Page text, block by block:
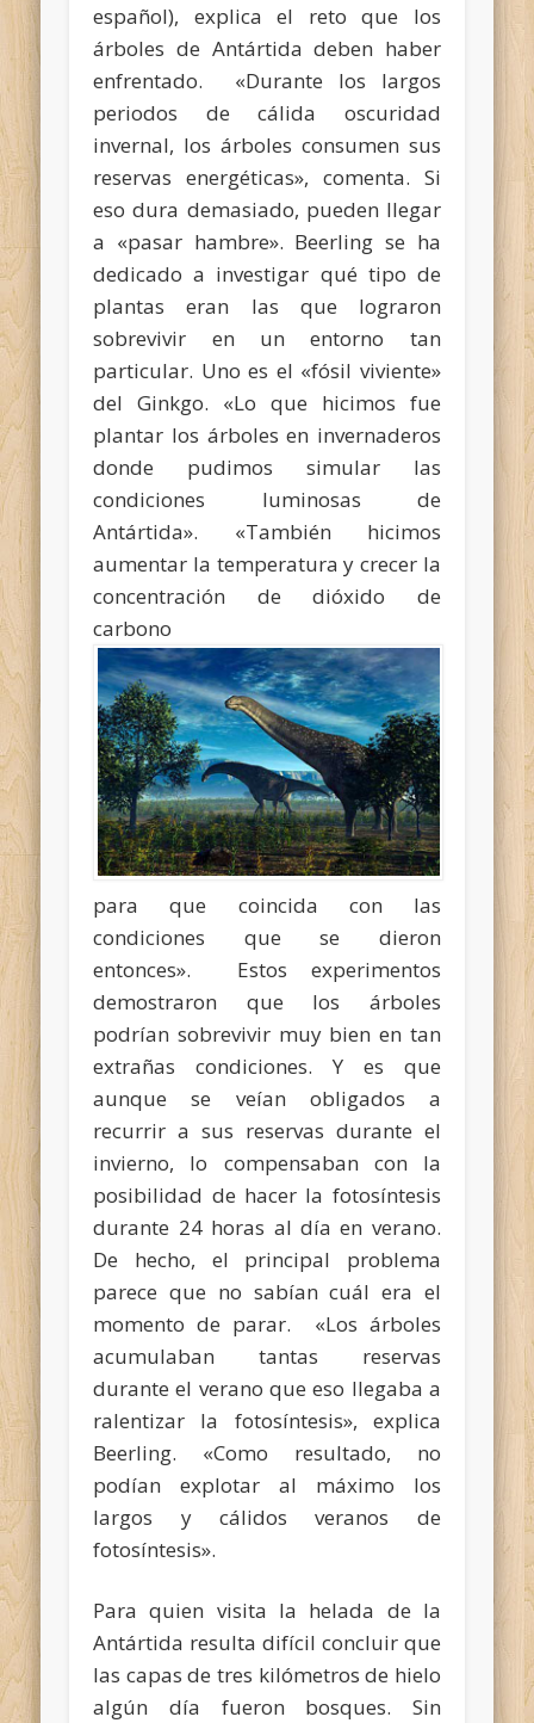
español), explica el reto que los
árboles de Antártida deben haber
enfrentado. «Durante los largos
periodos de cálida oscuridad
invernal, los árboles consumen sus
reservas energéticas», comenta. Si
eso dura demasiado, pueden llegar
a «pasar hambre». Beerling se ha
dedicado a investigar qué tipo de
plantas eran las que lograron
sobrevivir en un entorno tan
particular. Uno es el «fósil viviente»
del Ginkgo. «Lo que hicimos fue
plantar los árboles en invernaderos
donde pudimos simular las
condiciones luminosas de
Antártida». «También hicimos
aumentar la temperatura y crecer la
concentración de dióxido de
carbono
para que coincida con las
condiciones que se dieron
entonces». Estos experimentos
demostraron que los árboles
podrían sobrevivir muy bien en tan
extrañas condiciones. Y es que
aunque se veían obligados a
recurrir a sus reservas durante el
invierno, lo compensaban con la
posibilidad de hacer la fotosíntesis
durante 24 horas al día en verano.
De hecho, el principal problema
parece que no sabían cuál era el
momento de parar. «Los árboles
acumulaban tantas reservas
durante el verano que eso llegaba a
ralentizar la fotosíntesis», explica
Beerling. «Como resultado, no
podían explotar al máximo los
largos y cálidos veranos de
fotosíntesis».
Para quien visita la helada de la
Antártida resulta difícil concluir que
las capas de tres kilómetros de hielo
algún día fueron bosques. Sin